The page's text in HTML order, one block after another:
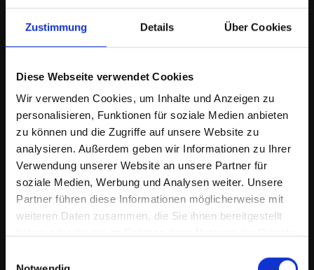
Zustimmung Details Über Cookies
Diese Webseite verwendet Cookies
Wir verwenden Cookies, um Inhalte und Anzeigen zu
personalisieren, Funktionen für soziale Medien anbieten
zu können und die Zugriffe auf unsere Website zu
analysieren. Außerdem geben wir Informationen zu Ihrer
Verwendung unserer Website an unsere Partner für
soziale Medien, Werbung und Analysen weiter. Unsere
Partner führen diese Informationen möglicherweise mit
weiteren Daten zusammen, die Sie ihnen bereitgestellt
Fehler da sein lassen